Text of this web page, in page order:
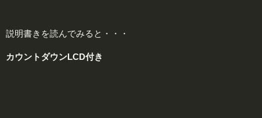
説明書きを読んでみると・・・
カウントダウンLCD付き